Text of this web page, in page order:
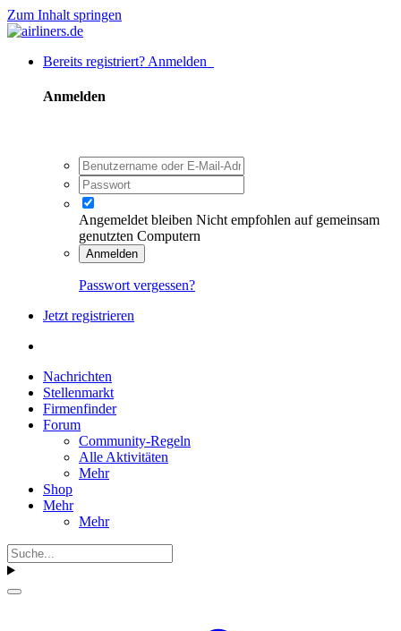
Zum Inhalt springen
Bereits registriert? Anmelden
Anmelden
Angemeldet bleiben Nicht empfohlen auf gemeinsam
genutzten Computern
Anmelden
Passwort vergessen?
Jetzt registrieren
Nachrichten
Stellenmarkt
Firmenfinder
Forum
Community-Regeln
Alle Aktivitäten
Mehr
Shop
Mehr
Mehr